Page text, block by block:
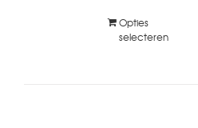
Opties
selecteren